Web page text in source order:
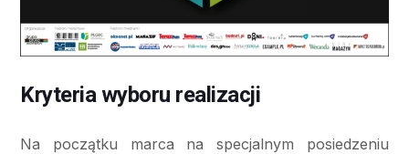
Kryteria wyboru realizacji
Na początku marca na specjalnym posiedzeniu